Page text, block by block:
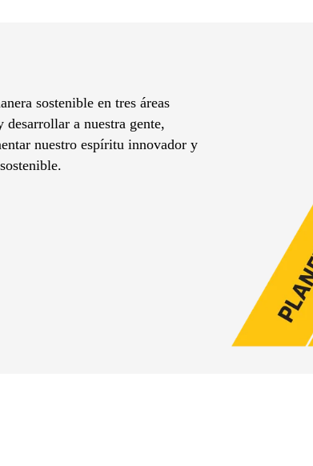
sostenible en tres áreas
a nuestra gente,
nuestro espíritu innovador y